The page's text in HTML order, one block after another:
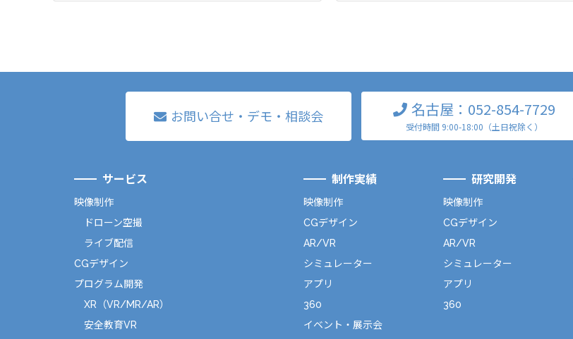
お問い合せ・デモ・相談会 名古屋：052-854-7729
受付時間 9:00-18:00（土日祝除く）
サービス
映像制作
ドローン空撮
ライブ配信
CGデザイン
プログラム開発
XR（VR/MR/AR）
安全教育VR
制作実績
映像制作
CGデザイン
AR/VR
シミュレーター
アプリ
360
イベント・展示会
研究開発
映像制作
CGデザイン
AR/VR
シミュレーター
アプリ
360